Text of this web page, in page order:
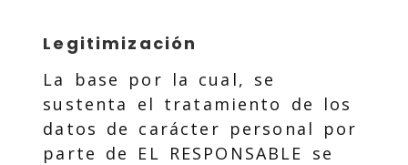
Legitimización
La base por la cual, se
sustenta el tratamiento de los
datos de carácter personal por
parte de EL RESPONSABLE se